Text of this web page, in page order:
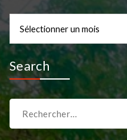
Search
pour :